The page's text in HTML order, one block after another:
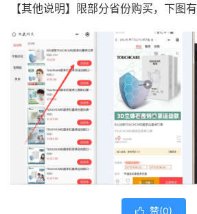
【其他说明】限部分省份购买，下图有
 赞(0)